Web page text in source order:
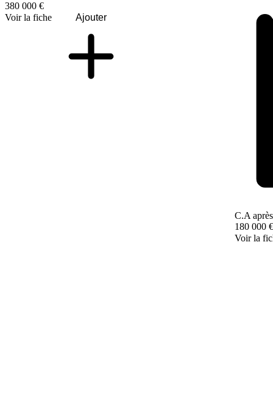
380 000 €
Voir la fiche
Ajouter
C.A
180 000 €
Voir la